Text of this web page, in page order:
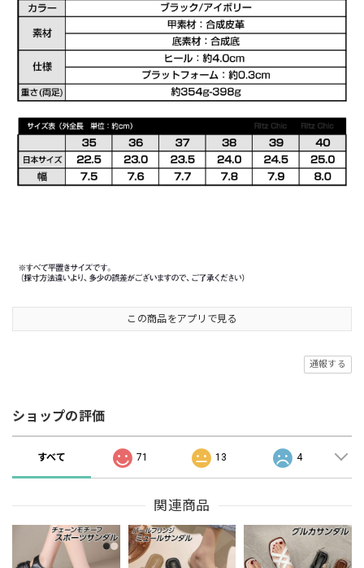
この商品をアプリで見る
通報する
ショップの評価
すべて 71 13 4
関連商品